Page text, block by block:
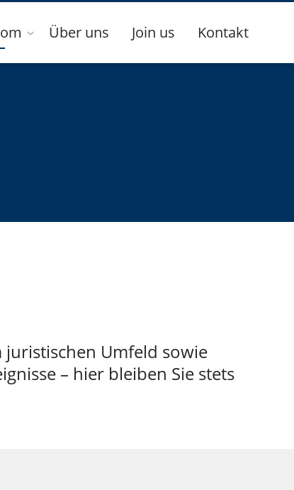
Über uns Join us Kontakt
Umfeld sowie
– hier bleiben Sie stets